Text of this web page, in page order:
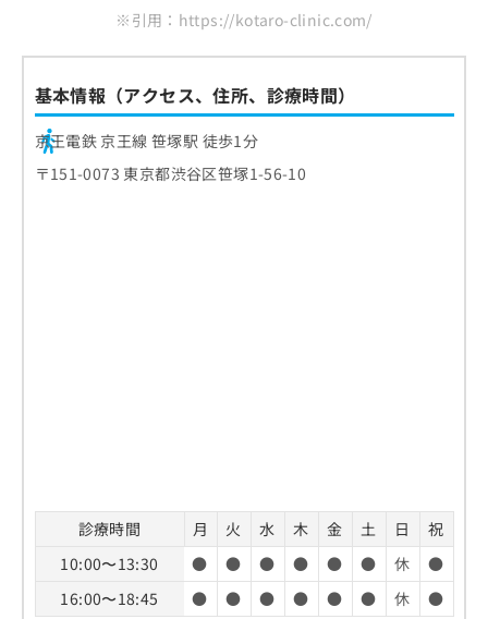
※引用：https://kotaro-clinic.com/
基本情報（アクセス、住所、診療時間）
京王電鉄 京王線 笹塚駅 徒歩1分
〒151-0073 東京都渋谷区笹塚1-56-10
診療時間 月 火 水 木 金 土 日
祝
10:00〜13:30
● ● ● ● ● ● 休
●
16:00〜18:45
● ● ● ● ● ● 休
●